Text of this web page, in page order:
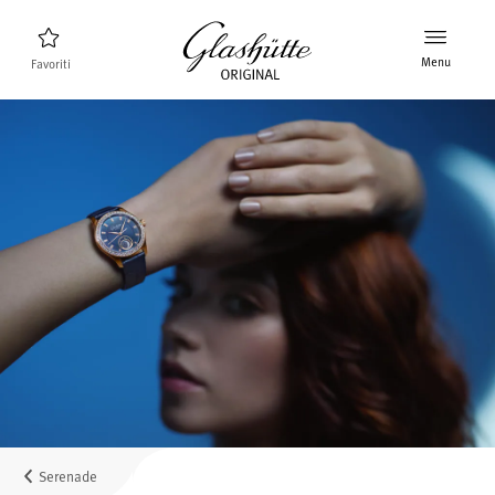
Favoriti Menu
Nuovi prodotti
Collezione
Scoprire la collezione
Il marchio Glashütte Original
Per saperne di più sulla Manifattura
Boutique e Concessionari
MyAccount
Serenade